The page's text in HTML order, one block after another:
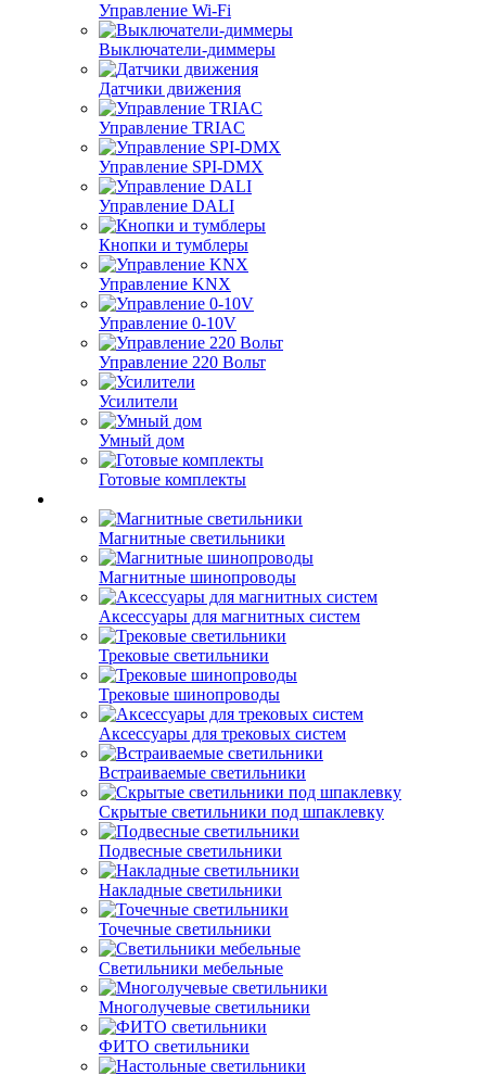
Управление Wi-Fi
Выключатели-диммеры
Датчики движения
Управление TRIAC
Управление SPI-DMX
Управление DALI
Кнопки и тумблеры
Управление KNX
Управление 0-10V
Управление 220 Вольт
Усилители
Умный дом
Готовые комплекты
Магнитные светильники
Магнитные шинопроводы
Аксессуары для магнитных систем
Трековые светильники
Трековые шинопроводы
Аксессуары для трековых систем
Встраиваемые светильники
Скрытые светильники под шпаклевку
Подвесные светильники
Накладные светильники
Точечные светильники
Светильники мебельные
Многолучевые светильники
ФИТО светильники